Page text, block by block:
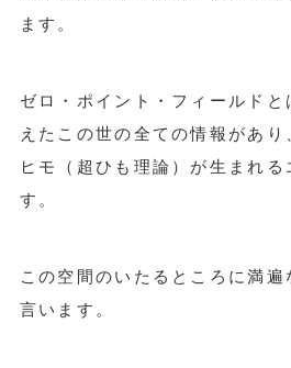
ます。
ゼロ・ポイント・フィールドと
えたこの世の全ての情報があり
ヒモ（超ひも理論）が生まれ
す。
この空間のいたるところに満遍
言います。